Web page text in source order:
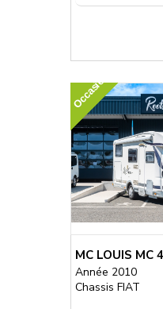
Occasion
MC LOUIS MC
Année 2010
Chassis FIAT